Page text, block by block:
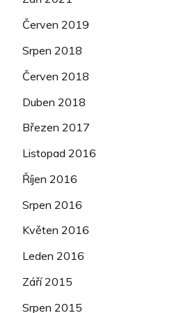
Červen 2019
Srpen 2018
Červen 2018
Duben 2018
Březen 2017
Listopad 2016
Říjen 2016
Srpen 2016
Květen 2016
Leden 2016
Září 2015
Srpen 2015